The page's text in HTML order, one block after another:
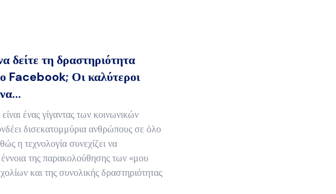
συνδέσμου
δείτε τη δραστηριότητα
Facebook; Οι καλύτεροι
ένας γίγαντας των κοινωνικών
δισεκατομμύρια ανθρώπους σε όλο
η τεχνολογία συνεχίζει να
έννοια της παρακολούθησης των «μου
και της συνολικής δραστηριότητας